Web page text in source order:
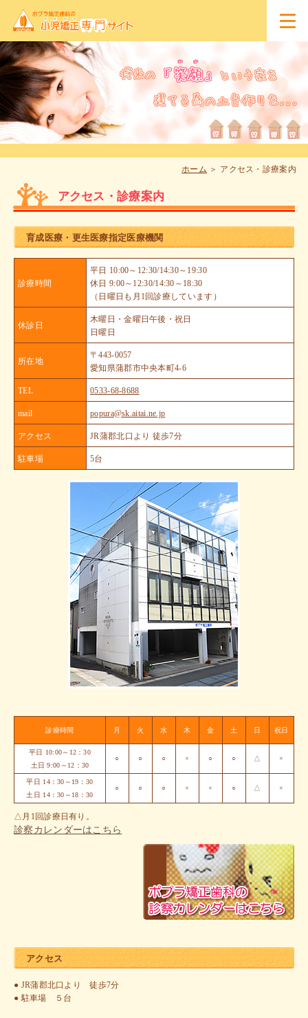
ホーム アクセス・診療案内
アクセス・診療案内
育成医療・更生医療指定医療機関
診療時間
平日 10:00～12:30/14:30～19:30
休日 9:00～12:30/14:30～18:30
（日曜日も月1回診療しています）
休診日
木曜日・金曜日午後・祝日
日曜日
所在地
〒443-0057
愛知県蒲郡市中央本町4-6
TEL 0533-68-8688
mail popura@sk.aitai.ne.jp
アクセス JR蒲郡北口より 徒歩7分
駐車場 5台
診療時間 月 火 水 木 金 土 日 祝日
平日 10:00～12：30
土日 9:00～12：30
○ ○ ○ × ○ ○ △ ×
平日 14：30～19：30
土日 14：30～18：30
○ ○ ○ × × ○ △ ×
△月1回診療日有り。
診察カレンダーはこちら
アクセス
● JR蒲郡北口より 徒歩7分
● 駐車場 ５台